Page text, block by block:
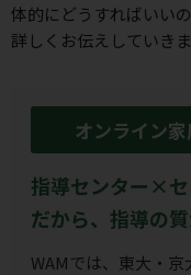
体的にどうすればいいの
詳しくお伝えしていき
オンライン
指導センター×セ
だから、指導の質
WAMでは、東大・京